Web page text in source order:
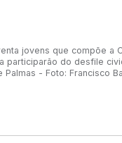
jovens que compõe a
participarão do desfile
Palmas - Foto: Francisco